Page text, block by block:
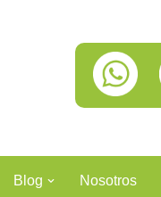
Blog Nosotros